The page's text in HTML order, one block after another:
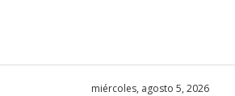
miércoles, agosto 5, 2026